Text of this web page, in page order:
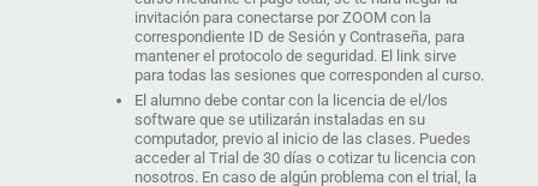
invitación para conectarse por ZOOM con la
correspondiente ID de Sesión y Contraseña, para
mantener el protocolo de seguridad. El link sirve
para todas las sesiones que corresponden al curso.
El alumno debe contar con la licencia de el/los
software que se utilizarán instaladas en su
computador, previo al inicio de las clases. Puedes
acceder al Trial de 30 días o cotizar tu licencia con
nosotros. En caso de algún problema con el trial, la